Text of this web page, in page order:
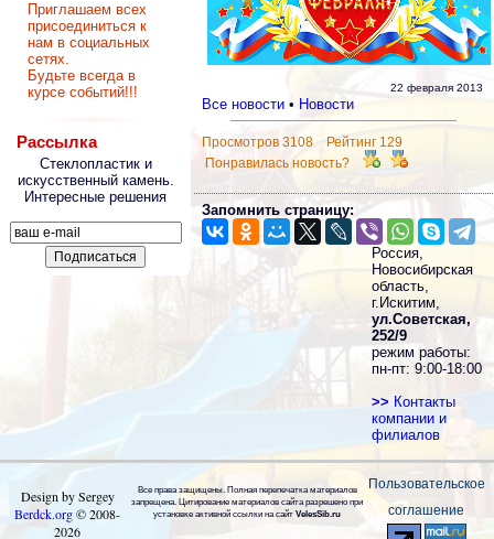
Приглашаем всех
присоединиться к
нам в социальных
сетях.
Будьте всегда в
курсе событий!!!
Рассылка
Стеклопластик и
искусственный камень.
Интересные решения
22 февраля 2013
Все новости• Новости
Просмотров 3108 Рейтинг 129
Понравилась новость?
Запомнить страницу:
Россия,
Новосибирская
область,
г.Искитим,
ул.Советская,
252/9
режим работы:
пн-пт: 9:00-18:00
>> Контакты
компании и
филиалов
Design by Sergey
Berdck.org©2008-
2026
Все права защищены. Полная перепечатка материалов
запрещена. Цитирование материалов сайта разрешено при
установке активной ссылки на сайт VelesSib.ru
Пользовательское
соглашение